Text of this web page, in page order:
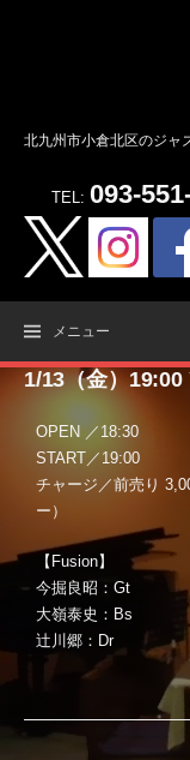
北九州市小倉北区のジャ
TEL: 093-
メニュー
1/13（金）
OPEN ／18:30
START／19:00
チャージ／前売り
ー）
【Fusion】
今掘良昭：Gt
大嶺泰史：Bs
辻川郷：Dr